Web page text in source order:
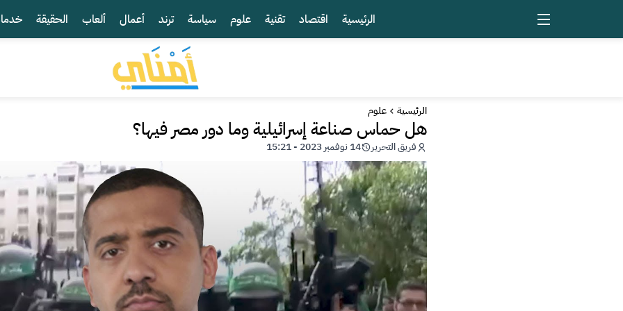
الرئيسية اقتصاد تقنية علوم سياسة ترند أعمال ألعاب الحقيقة
الرئيسية علوم
هل حماس صناعة إسرائيلية وما دور مصر فيها؟
فريق التحرير 14 نوفمبر 2023 - 15:21